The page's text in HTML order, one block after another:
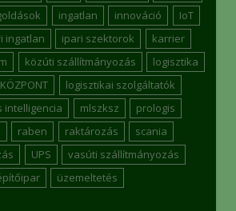
ingatlan innováció
IoT
ingatlan ipari szektorok
karrier
közúti szállítmányozás
logisztika
logisztikai szolgáltatók
intelligencia
mlszksz
prologis
raben raktározás
scania
UPS
vasúti szállítmányozás
üzemeltetés